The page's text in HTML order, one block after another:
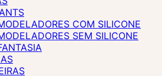
COM SILICONE
SEM SILICONE